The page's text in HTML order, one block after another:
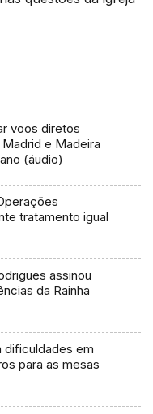
voos diretos
e Madeira
(áudio)
tratamento igual
assinou
da Rainha
dificuldades em
para as mesas